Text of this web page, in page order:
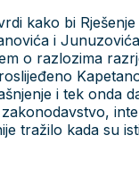
kako bi Rješenje
i
o razlozima
i tek onda
tražilo kada su